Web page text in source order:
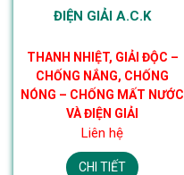
ĐIỆN GIẢI A.C.K
THANH NHIỆT, GIẢI ĐỘC –
CHỐNG NẮNG, CHỐNG
NÓNG – CHỐNG MẤT NƯỚC
VÀ ĐIỆN GIẢI
Liên hệ
CHI TIẾT